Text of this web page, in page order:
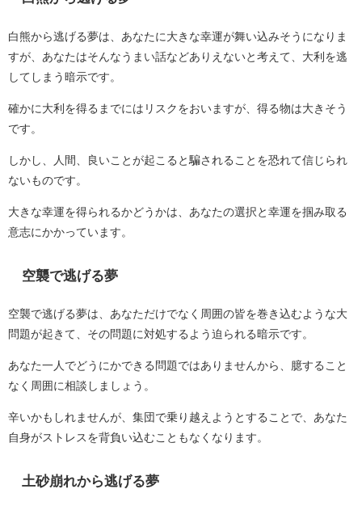
白熊から逃げる夢は、あなたに大きな幸運が舞い込みそうになりま
すが、あなたはそんなうまい話などありえないと考えて、大利を逃
してしまう暗示です。
確かに大利を得るまでにはリスクをおいますが、得る物は大きそう
です。
しかし、人間、良いことが起こると騙されることを恐れて信じられ
ないものです。
大きな幸運を得られるかどうかは、あなたの選択と幸運を掴み取る
意志にかかっています。
空襲で逃げる夢
空襲で逃げる夢は、あなただけでなく周囲の皆を巻き込むような大
問題が起きて、その問題に対処するよう迫られる暗示です。
あなた一人でどうにかできる問題ではありませんから、臆すること
なく周囲に相談しましょう。
辛いかもしれませんが、集団で乗り越えようとすることで、あなた
自身がストレスを背負い込むこともなくなります。
土砂崩れから逃げる夢